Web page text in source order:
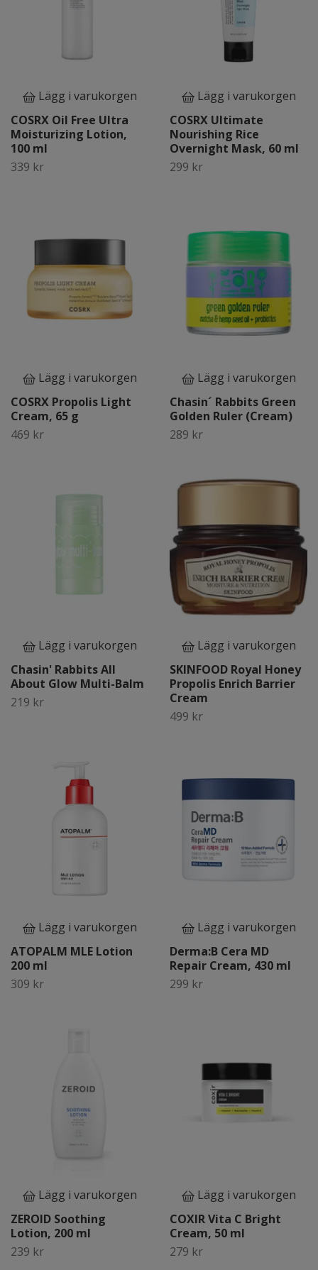
Lägg i varukorgen
COSRX Oil Free Ultra
Moisturizing Lotion,
100 ml
339 kr
Lägg i varukorgen
COSRX Ultimate
Nourishing Rice
Overnight Mask, 60 ml
299 kr
Lägg i varukorgen
COSRX Propolis Light
Cream, 65 g
469 kr
Lägg i varukorgen
Chasin´ Rabbits Green
Golden Ruler (Cream)
289 kr
Lägg i varukorgen
Chasin' Rabbits All
About Glow Multi-Balm
219 kr
Lägg i varukorgen
SKINFOOD Royal Honey
Propolis Enrich Barrier
Cream
499 kr
Lägg i varukorgen
ATOPALM MLE Lotion
200 ml
309 kr
Lägg i varukorgen
Derma:B Cera MD
Repair Cream, 430 ml
299 kr
Lägg i varukorgen
ZEROID Soothing
Lotion, 200 ml
239 kr
Lägg i varukorgen
COXIR Vita C Bright
Cream, 50 ml
279 kr